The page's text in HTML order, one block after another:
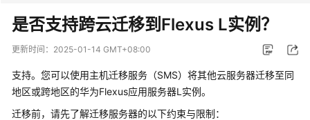
最
动
态
是否支持跨云迁移到Flexus L实例？
更新时间： 2025-01-14 GMT+08:00
支持。您可以使用主机迁移服务（SMS）将其他云服务器迁移至同
地区或跨地区的华为Flexus应用服务器L实例。
迁移前，请先了解迁移服务器的以下约束与限制：